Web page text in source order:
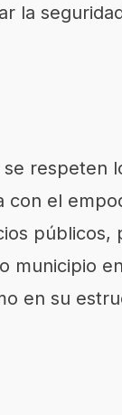
la
respeten
con el
municipio
en su